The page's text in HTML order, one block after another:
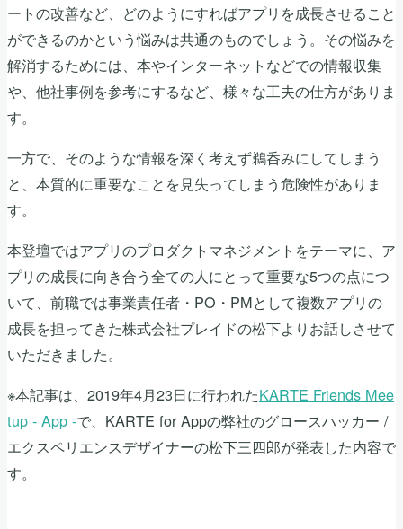
ートの改善など、どのようにすればアプリを成長させること
ができるのかという悩みは共通のものでしょう。その悩みを
解消するためには、本やインターネットなどでの情報収集
や、他社事例を参考にするなど、様々な工夫の仕方がありま
す。
一方で、そのような情報を深く考えず鵜呑みにしてしまう
と、本質的に重要なことを見失ってしまう危険性がありま
す。
本登壇ではアプリのプロダクトマネジメントをテーマに、ア
プリの成長に向き合う全ての人にとって重要な5つの点につ
いて、前職では事業責任者・PO・PMとして複数アプリの
成長を担ってきた株式会社プレイドの松下よりお話しさせて
いただきました。
※本記事は、2019年4月23日に行われたKARTE Friends Mee
tup - App -で、KARTE for Appの弊社のグロースハッカー /
エクスペリエンスデザイナーの松下三四郎が発表した内容で
す。